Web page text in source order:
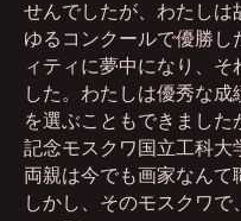
せんでしたが、わたしは
ゆるコンクールで優勝
ィティに夢中になり、
した。わたしは優秀な
を選ぶこともできまし
記念モスクワ国立工科大
両親は今でも画家なんて
しかし、そのモスクワ